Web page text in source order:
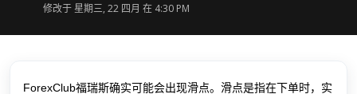
修改于 星期三, 22 四月 在 4:30 PM
ForexClub福瑞斯确实可能会出现滑点。滑点是指在下单时，实